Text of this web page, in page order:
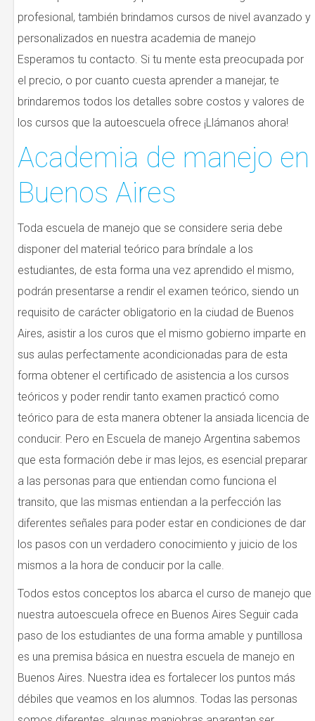
profesional, también brindamos cursos de nivel avanzado y
personalizados en nuestra academia de manejo
Esperamos tu contacto. Si tu mente esta preocupada por
el precio, o por cuanto cuesta aprender a manejar, te
brindaremos todos los detalles sobre costos y valores de
los cursos que la autoescuela ofrece ¡Llámanos ahora!
Academia de manejo en
Buenos Aires
Toda escuela de manejo que se considere seria debe
disponer del material teórico para bríndale a los
estudiantes, de esta forma una vez aprendido el mismo,
podrán presentarse a rendir el examen teórico, siendo un
requisito de carácter obligatorio en la ciudad de Buenos
Aires, asistir a los curos que el mismo gobierno imparte en
sus aulas perfectamente acondicionadas para de esta
forma obtener el certificado de asistencia a los cursos
teóricos y poder rendir tanto examen practicó como
teórico para de esta manera obtener la ansiada licencia de
conducir. Pero en Escuela de manejo Argentina sabemos
que esta formación debe ir mas lejos, es esencial preparar
a las personas para que entiendan como funciona el
transito, que las mismas entiendan a la perfección las
diferentes señales para poder estar en condiciones de dar
los pasos con un verdadero conocimiento y juicio de los
mismos a la hora de conducir por la calle.
Todos estos conceptos los abarca el curso de manejo que
nuestra autoescuela ofrece en Buenos Aires Seguir cada
paso de los estudiantes de una forma amable y puntillosa
es una premisa básica en nuestra escuela de manejo en
Buenos Aires. Nuestra idea es fortalecer los puntos más
débiles que veamos en los alumnos. Todas las personas